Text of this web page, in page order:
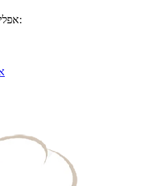
אפליקציית המתכונים שלנו! להורדה בחינם: